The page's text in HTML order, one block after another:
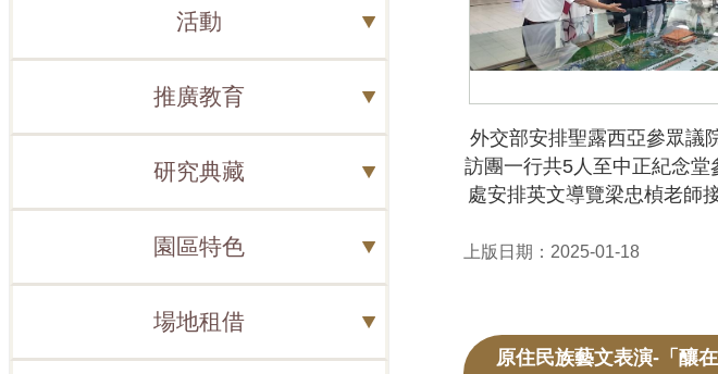
活動
推廣教育
研究典藏
園區特色
場地租借
外交部安排聖露西亞參眾議
訪團一行共5人至中正紀念堂
處安排英文導覽梁忠楨老師
上版日期：2025-01-18
原住民族藝文表演-「釀